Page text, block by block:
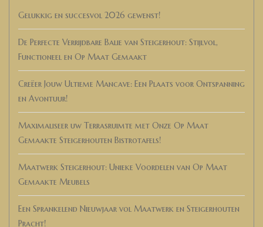
Gelukkig en succesvol 2026 gewenst!
De Perfecte Verrijdbare Balie van Steigerhout: Stijlvol,
Functioneel en Op Maat Gemaakt
Creëer Jouw Ultieme Mancave: Een Plaats voor Ontspanning
en Avontuur!
Maximaliseer uw Terrasruimte met Onze Op Maat
Gemaakte Steigerhouten Bistrotafels!
Maatwerk Steigerhout: Unieke Voordelen van Op Maat
Gemaakte Meubels
Een Sprankelend Nieuwjaar vol Maatwerk en Steigerhouten
Pracht!